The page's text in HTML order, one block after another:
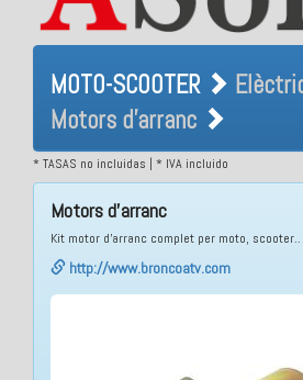
MOTO-
ITV Motors
MOTO-SCOOTER
Motors d'arranc
* TASAS no incluidas | * IVA incluido
Motors d'arranc
Kit motor d'arranc complet per moto, scooter..
http://www.broncoatv.com